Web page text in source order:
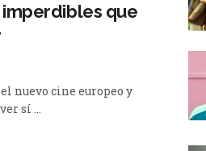
imperdibles que
nuevo cine europeo y
sí ...